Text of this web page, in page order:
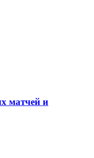
матчей и